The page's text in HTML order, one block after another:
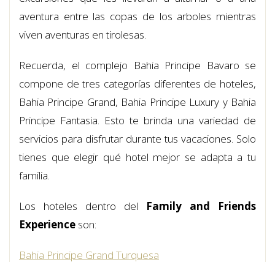
aventura entre las copas de los arboles mientras
viven aventuras en tirolesas.
Recuerda, el complejo Bahia Principe Bavaro se
compone de tres categorías diferentes de hoteles,
Bahia Principe Grand, Bahia Principe Luxury y Bahia
Principe Fantasia. Esto te brinda una variedad de
servicios para disfrutar durante tus vacaciones. Solo
tienes que elegir qué hotel mejor se adapta a tu
familia.
Los hoteles dentro del Family and Friends
Experience son:
Bahia Principe Grand Turquesa